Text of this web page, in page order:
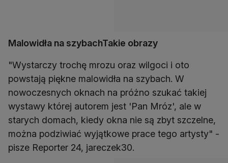
Malowidła na szybachTakie obrazy
"Wystarczy trochę mrozu oraz wilgoci i oto
powstają piękne malowidła na szybach. W
nowoczesnych oknach na próżno szukać takiej
wystawy której autorem jest 'Pan Mróz', ale w
starych domach, kiedy okna nie są zbyt szczelne,
można podziwiać wyjątkowe prace tego artysty" -
pisze Reporter 24, jareczek30.